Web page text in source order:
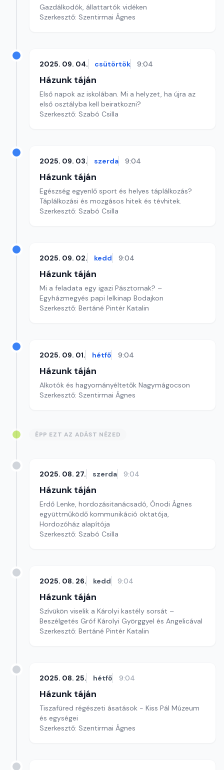
Gazdálkodók, állattartók vidéken
Szerkesztő: Szentirmai Ágnes
2025. 09. 04. csütörtök 9:04
Házunk táján
Első napok az iskolában. Mi a helyzet, ha újra az
első osztályba kell beiratkozni?
Szerkesztő: Szabó Csilla
2025. 09. 03. szerda 9:04
Házunk táján
Egészség egyenlő sport és helyes táplálkozás?
Táplálkozási és mozgásos hitek és tévhitek.
Szerkesztő: Szabó Csilla
2025. 09. 02. kedd 9:04
Házunk táján
Mi a feladata egy igazi Pásztornak? –
Egyházmegyés papi lelkinap Bodajkon
Szerkesztő: Bertáné Pintér Katalin
2025. 09. 01. hétfő 9:04
Házunk táján
Alkotók és hagyományéltetők Nagymágocson
Szerkesztő: Szentirmai Ágnes
ÉPP EZT AZ ADÁST NÉZED
2025. 08. 27. szerda 9:04
Házunk táján
Erdő Lenke, hordozásitanácsadó, Ónodi Ágnes
együttműködő kommunikáció oktatója,
Hordozóház alapítója
Szerkesztő: Szabó Csilla
2025. 08. 26. kedd 9:04
Házunk táján
Szívükön viselik a Károlyi kastély sorsát –
Beszélgetés Gróf Károlyi Györggyel és Angelicával
Szerkesztő: Bertáné Pintér Katalin
2025. 08. 25. hétfő 9:04
Házunk táján
Tiszafüred régészeti ásatások - Kiss Pál Múzeum
és egységei
Szerkesztő: Szentirmai Ágnes